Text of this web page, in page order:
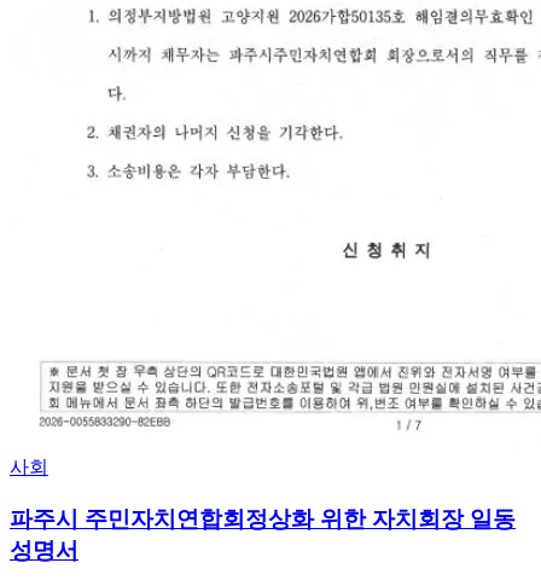
사회
파주시 주민자치연합회정상화 위한 자치회장 일동
성명서